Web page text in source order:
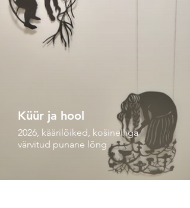
Küür ja hool
2026, käärilõiked, košinelliga
värvitud punane lõng